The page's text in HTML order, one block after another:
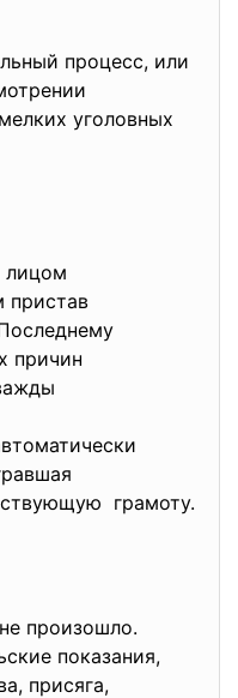
процесс, или
уголовных
лицом
пристав
причин
грамоту.
произошло.
показания,
присяга,